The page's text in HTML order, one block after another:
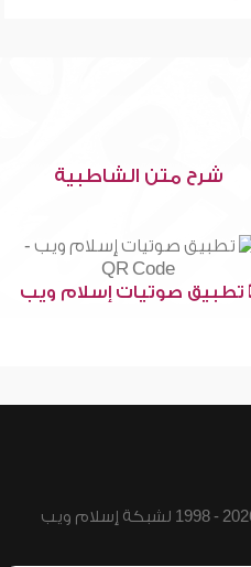
شرح متن الشاطبية
تطبيق صوتيات إسلام ويب